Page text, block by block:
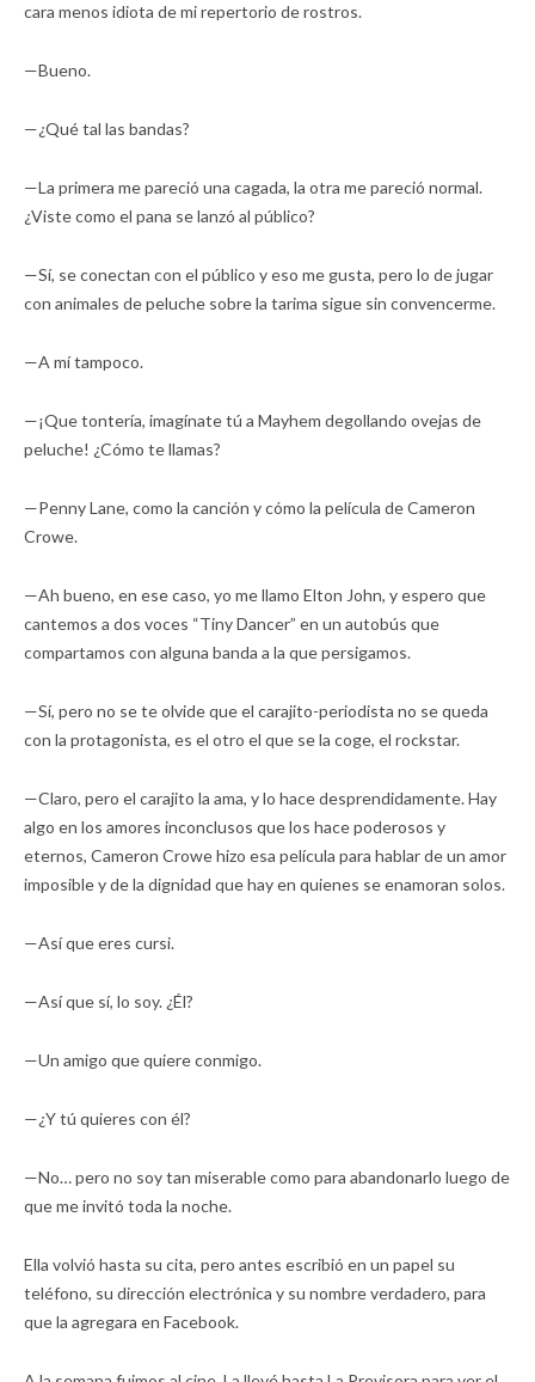
cara menos idiota de mi repertorio de rostros.
—Bueno.
—¿Qué tal las bandas?
—La primera me pareció una cagada, la otra me pareció normal.
¿Viste como el pana se lanzó al público?
—Sí, se conectan con el público y eso me gusta, pero lo de jugar
con animales de peluche sobre la tarima sigue sin convencerme.
—A mí tampoco.
—¡Que tontería, imagínate tú a Mayhem degollando ovejas de
peluche! ¿Cómo te llamas?
—Penny Lane, como la canción y cómo la película de Cameron
Crowe.
—Ah bueno, en ese caso, yo me llamo Elton John, y espero que
cantemos a dos voces “Tiny Dancer” en un autobús que
compartamos con alguna banda a la que persigamos.
—Sí, pero no se te olvide que el carajito-periodista no se queda
con la protagonista, es el otro el que se la coge, el rockstar.
—Claro, pero el carajito la ama, y lo hace desprendidamente. Hay
algo en los amores inconclusos que los hace poderosos y
eternos, Cameron Crowe hizo esa película para hablar de un amor
imposible y de la dignidad que hay en quienes se enamoran solos.
—Así que eres cursi.
—Así que sí, lo soy. ¿Él?
—Un amigo que quiere conmigo.
—¿Y tú quieres con él?
—No… pero no soy tan miserable como para abandonarlo luego de
que me invitó toda la noche.
Ella volvió hasta su cita, pero antes escribió en un papel su
teléfono, su dirección electrónica y su nombre verdadero, para
que la agregara en Facebook.